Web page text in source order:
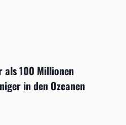
als 100 Millionen
in den Ozeanen